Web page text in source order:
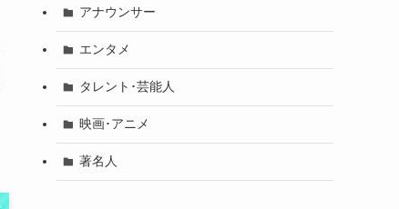
アナウンサー
エンタメ
タレント･芸能人
映画･アニメ
著名人